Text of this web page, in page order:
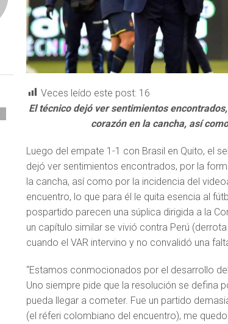
Veces leído este post: 16
El técnico dejó ver sentimientos
corazón en la cancha, así
Luego del empate 1-1 con Brasil en Quito, el
dejó ver sentimientos encontrados, por la
la cancha, así como por la incidencia del
encuentro, lo que para él le quita esencia al
pospartido parecen una súplica dirigida a la
un capítulo similar se vivió contra Perú
cuando el VAR intervino y no convalidó una
“Estamos conmocionados por el desarrollo
Uno siempre pide que la resolución se defina
pueda llegar a cometer. Fue un partido
(el réferi colombiano del encuentro), me